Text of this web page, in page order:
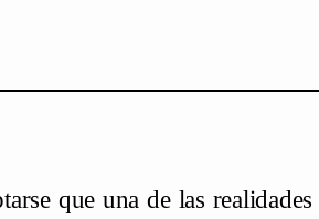
que una de las